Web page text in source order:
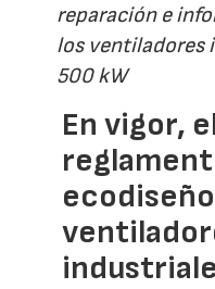
reparación e
los ventiladores
500 kW
En vigor,